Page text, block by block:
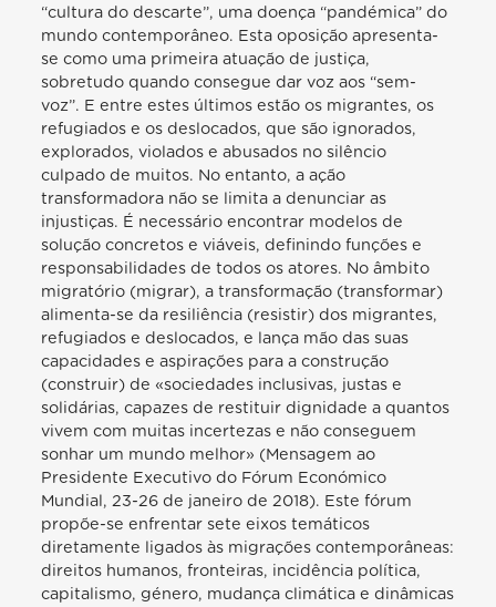
“cultura do descarte”, uma doença “pandémica” do
mundo contemporâneo. Esta oposição apresenta-
se como uma primeira atuação de justiça,
sobretudo quando consegue dar voz aos “sem-
voz”. E entre estes últimos estão os migrantes, os
refugiados e os deslocados, que são ignorados,
explorados, violados e abusados no silêncio
culpado de muitos. No entanto, a ação
transformadora não se limita a denunciar as
injustiças. É necessário encontrar modelos de
solução concretos e viáveis, definindo funções e
responsabilidades de todos os atores. No âmbito
migratório (migrar), a transformação (transformar)
alimenta-se da resiliência (resistir) dos migrantes,
refugiados e deslocados, e lança mão das suas
capacidades e aspirações para a construção
(construir) de «sociedades inclusivas, justas e
solidárias, capazes de restituir dignidade a quantos
vivem com muitas incertezas e não conseguem
sonhar um mundo melhor» (Mensagem ao
Presidente Executivo do Fórum Económico
Mundial, 23-26 de janeiro de 2018). Este fórum
propõe-se enfrentar sete eixos temáticos
diretamente ligados às migrações contemporâneas:
direitos humanos, fronteiras, incidência política,
capitalismo, género, mudança climática e dinâmicas